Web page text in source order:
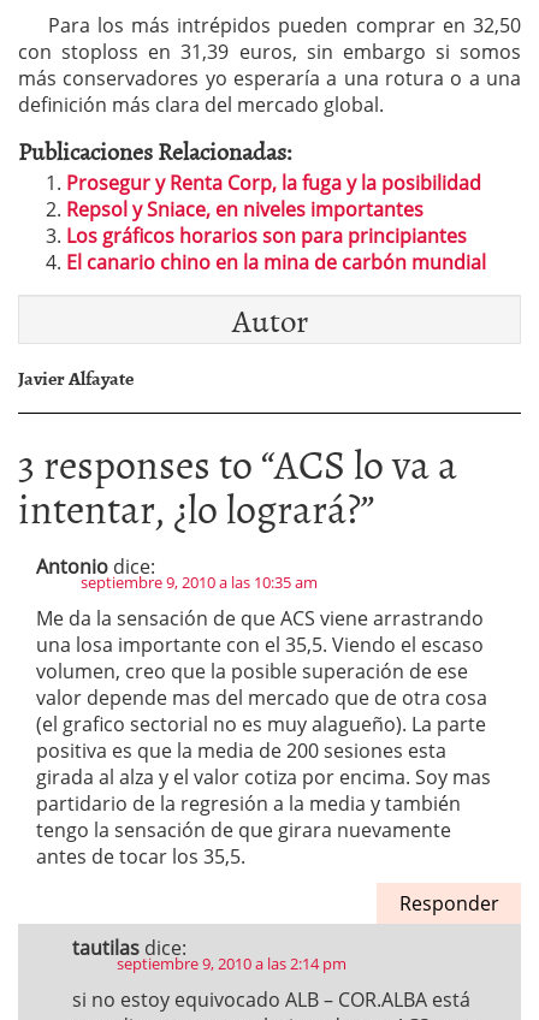
Para los más intrépidos pueden comprar en 32,50
con stoploss en 31,39 euros, sin embargo si somos
más conservadores yo esperaría a una rotura o a una
definición más clara del mercado global.
Publicaciones Relacionadas:
Prosegur y Renta Corp, la fuga y la posibilidad
Repsol y Sniace, en niveles importantes
Los gráficos horarios son para principiantes
El canario chino en la mina de carbón mundial
Autor
Javier Alfayate
3 responses to “ACS lo va a
intentar, ¿lo logrará?”
Antonio dice:
septiembre 9, 2010 a las 10:35 am
Me da la sensación de que ACS viene arrastrando
una losa importante con el 35,5. Viendo el escaso
volumen, creo que la posible superación de ese
valor depende mas del mercado que de otra cosa
(el grafico sectorial no es muy alagueño). La parte
positiva es que la media de 200 sesiones esta
girada al alza y el valor cotiza por encima. Soy mas
partidario de la regresión a la media y también
tengo la sensación de que girara nuevamente
antes de tocar los 35,5.
Responder
tautilas dice:
septiembre 9, 2010 a las 2:14 pm
si no estoy equivocado ALB – COR.ALBA está